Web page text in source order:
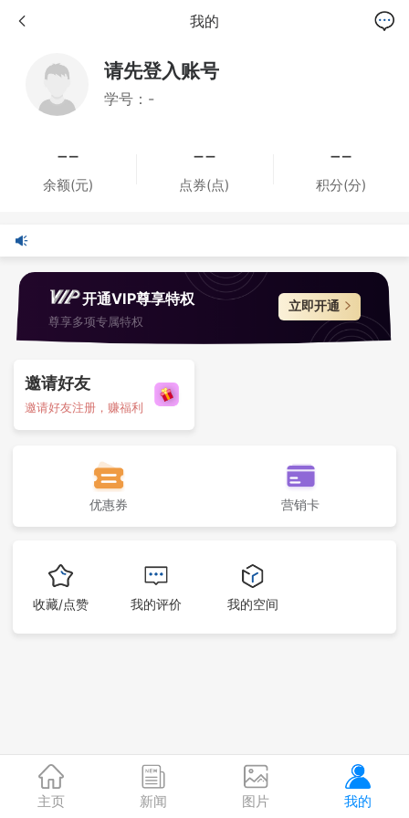
我的
请先登入账号
学号：-
余额(元) 点券(点) 积分(分)
开通VIP尊享特权
尊享多项专属特权
立即开通
邀请好友
邀请好友注册，赚福利
优惠券 营销卡
收藏/点赞 我的评价 我的空间
主页 新闻 图片 我的